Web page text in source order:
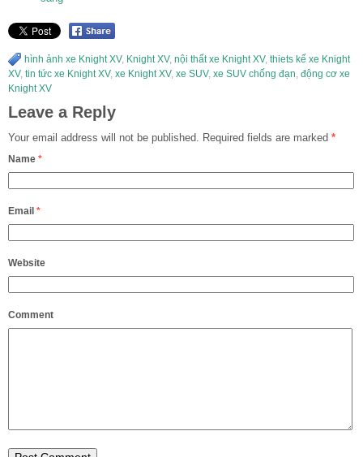
hình ảnh xe Knight XV, Knight XV, nội thất xe Knight XV, thiets kế xe Knight
XV, tin tức xe Knight XV, xe Knight XV, xe SUV, xe SUV chống đạn động cơ xe
Knight XV
Leave a Reply
Your email address will not be published. Required fields are marked *
Name *
Email *
Website
Comment